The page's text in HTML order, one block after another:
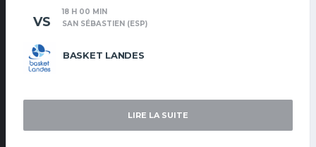
BASKET LANDES
VS
18 H 00 MIN
SAN SÉBASTIEN (ESP)
LIRE LA SUITE